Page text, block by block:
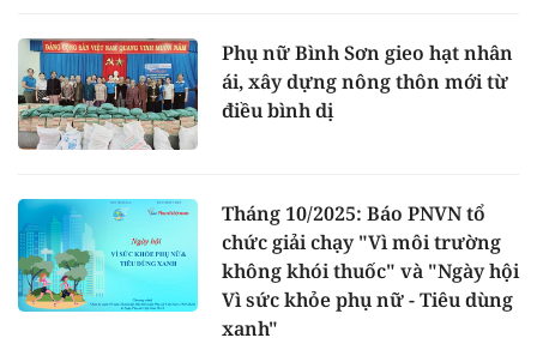
Phụ nữ Bình Sơn gieo hạt nhân
ái, xây dựng nông thôn mới từ
điều bình dị
Tháng 10/2025: Báo PNVN tổ
chức giải chạy "Vì môi trường
không khói thuốc" và "Ngày hội
Vì sức khỏe phụ nữ - Tiêu dùng
xanh"